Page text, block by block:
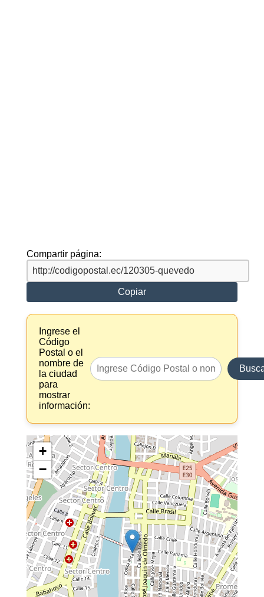
Compartir página:
Copiar
Ingrese el
Código
Postal o el
nombre de
la ciudad
para
mostrar
información:
+
−